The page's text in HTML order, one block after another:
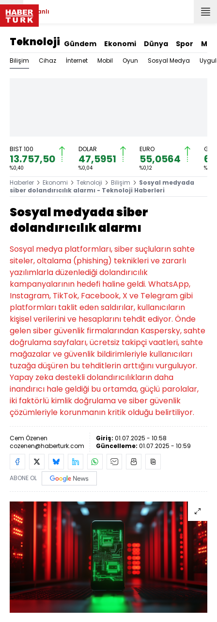
Canlı
Teknoloji Gündem Ekonomi Dünya Spor
Bilişim Cihaz İnternet Mobil Oyun Sosyal Medya
BIST 100
13.757,50
%0,40
DOLAR
47,5951
%0,04
EURO
55,0564
%0,12 %0,33
Haberler Ekonomi Teknoloji Bilişim
Sosyal medyada
siber dolandırıcılık alarmı - Teknoloji Haberleri
Sosyal medyada siber
dolandırıcılık alarmı
Sosyal medya platformları, siber suçluların sahte
siteler, oltalama (phishing) teknikleri ve zararlı
yazılımlarla düzenlediği dolandırıcılık
kampanyalarının hedefi haline geldi. WhatsApp,
Instagram, TikTok, Facebook, X ve Telegram gibi
platformları taklit eden saldırılar, kullanıcıların
kişisel verilerini ve hesaplarını tehdit ediyor. Önde
gelen siber güvenlik firmalarından Kaspersky, sahte
doğrulama sayfaları, ücretsiz takipçi vaatleri, sahte
mağazalar ve güvenlik bildirimleriyle kullanıcıları
tuzağa düşüren bu tehditlerin arttığını vurguluyor.
Yapay zeka destekli dolandırıcılıkların daha
inandırıcı hale geldiği bu ortamda, güçlü parolalar,
iki faktörlü kimlik doğrulama ve siber güvenlik
çözümleriyle korunmanın kritik olduğu belirtiliyor.
Cem Özenen
cozenen@haberturk.com
Giriş: 01.07.2025 - 10:58
Güncelleme: 01.07.2025 - 10:59
ABONE OL